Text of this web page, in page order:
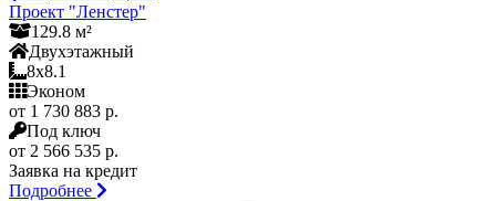
Проект "Ленстер"
129.8 м²
Двухэтажный
8x8.1
Эконом
от 1 730 883 р.
Под ключ
от 2 566 535 р.
Заявка на кредит
Подробнее